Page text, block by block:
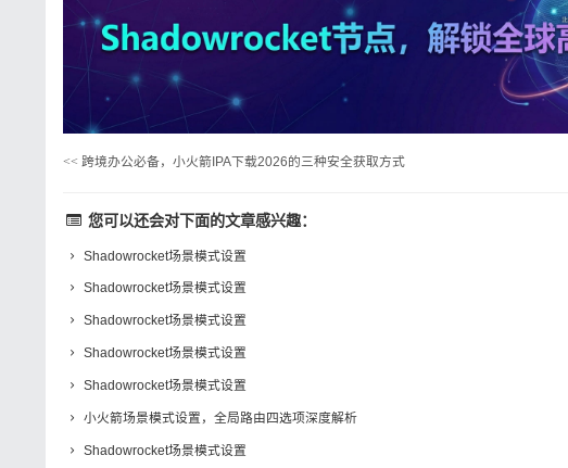
<< 跨境办公必备，小火箭IPA下载2026的三种安全获取方式
您可以还会对下面的文章感兴趣：
Shadowrocket场景模式设置
Shadowrocket场景模式设置
Shadowrocket场景模式设置
Shadowrocket场景模式设置
Shadowrocket场景模式设置
小火箭场景模式设置，全局路由四选项深度解析
Shadowrocket场景模式设置